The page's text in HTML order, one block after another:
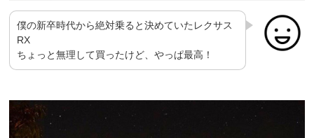
僕の新卒時代から絶対乗ると決めていたレクサス
RX
ちょっと無理して買ったけど、やっぱ最高！